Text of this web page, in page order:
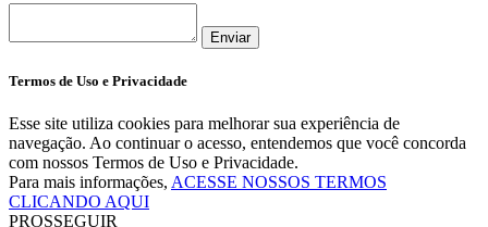
Enviar
Termos de Uso e Privacidade
Esse site utiliza cookies para melhorar sua experiência de
navegação. Ao continuar o acesso, entendemos que você concorda
com nossos Termos de Uso e Privacidade.
Para mais informações, ACESSE NOSSOS TERMOS
CLICANDO AQUI
PROSSEGUIR